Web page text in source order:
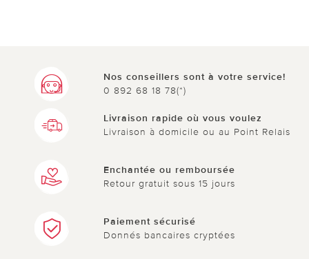
Nos conseillers sont à votre service!
0 892 68 18 78(*)
Livraison rapide où vous voulez
Livraison à domicile ou au Point Relais
Enchantée ou remboursée
Retour gratuit sous 15 jours
Paiement sécurisé
Donnés bancaires cryptées